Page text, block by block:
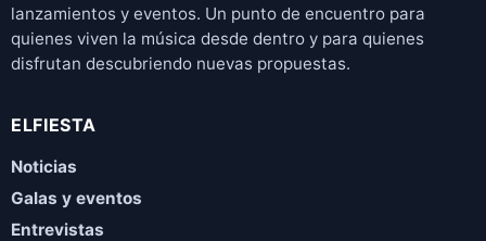
lanzamientos y eventos. Un punto de encuentro para
quienes viven la música desde dentro y para quienes
disfrutan descubriendo nuevas propuestas.
ELFIESTA
Noticias
Galas y eventos
Entrevistas